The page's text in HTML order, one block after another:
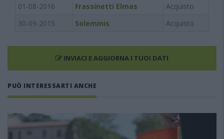
01-08-2016
Frassinetti Elmas
Acquisto
30-09-2015
Soleminis Acquisto
INVIACI E AGGIORNA I TUOI DATI
PUÒ INTERESSARTI ANCHE